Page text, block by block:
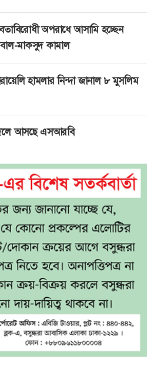
অপরাধে আসামি হচ্ছেন
মাকসুদ কামাল
হামলার নিন্দা জানাল ৮ মুসলিম
আসছে এসআরবি